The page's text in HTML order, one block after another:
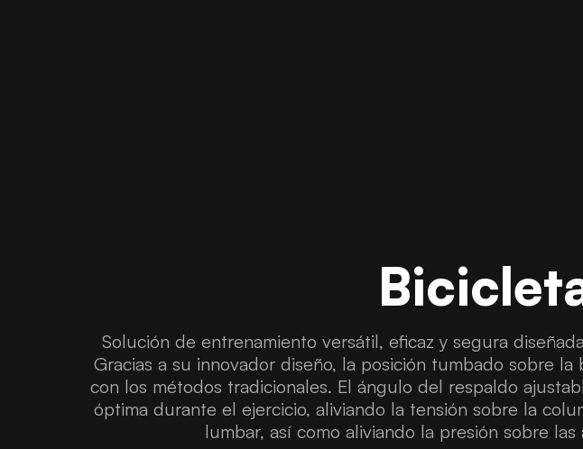
Solución de entrenamiento versátil, eficaz y segura
Gracias a su innovador diseño, la posición tumbado sobre
con los métodos tradicionales. El ángulo del respaldo
óptima durante el ejercicio, aliviando la tensión sobre la
lumbar, así como aliviando la presión sobre